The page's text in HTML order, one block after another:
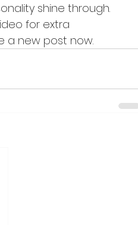
shine through.
for extra
a new post now.